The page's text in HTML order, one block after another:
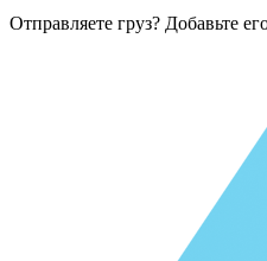
Отправляете груз? Добавьте